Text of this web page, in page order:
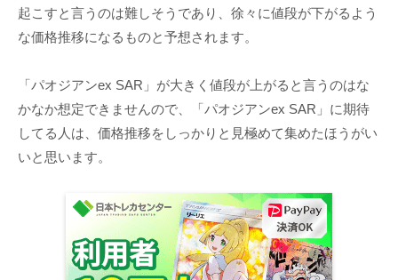
起こすと言うのは難しそうであり、徐々に値段が下がるよう
な価格推移になるものと予想されます。
「パオジアンex SAR」が大きく値段が上がると言うのはな
かなか想定できませんので、「パオジアンex SAR」に期待
してる人は、価格推移をしっかりと見極めて集めたほうがい
いと思います。